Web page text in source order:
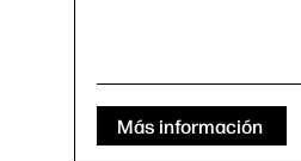
Más información